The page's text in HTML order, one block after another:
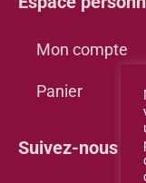
Mon compte
Panier
Suivez-nous